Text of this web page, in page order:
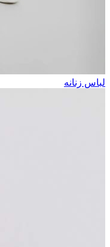
لباس زنانه